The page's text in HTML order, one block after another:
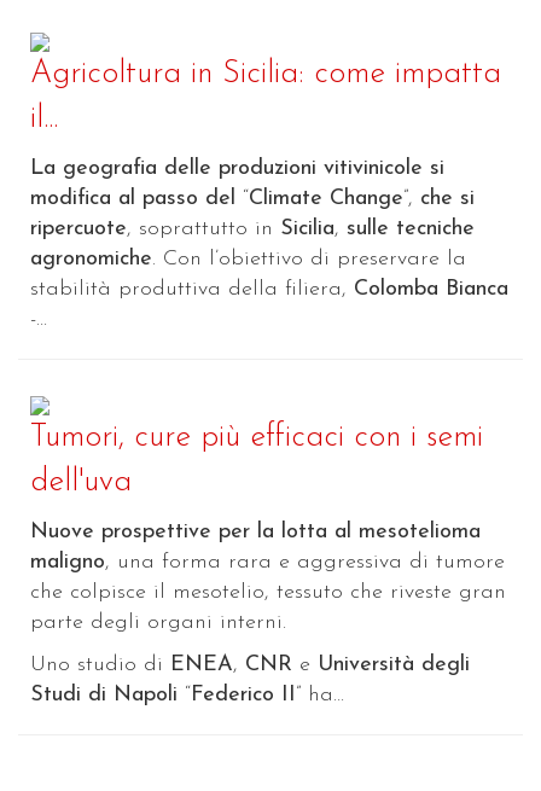
Agricoltura in Sicilia: come impatta
il...
La geografia delle produzioni vitivinicole si
modifica al passo del “Climate Change”, che si
ripercuote, soprattutto in Sicilia, sulle tecniche
agronomiche. Con l’obiettivo di preservare la
stabilità produttiva della filiera, Colomba Bianca
-...
Tumori, cure più efficaci con i semi
dell'uva
Nuove prospettive per la lotta al mesotelioma
maligno, una forma rara e aggressiva di tumore
che colpisce il mesotelio, tessuto che riveste gran
parte degli organi interni.
Uno studio di ENEA, CNR e Università degli
Studi di Napoli “Federico II” ha...